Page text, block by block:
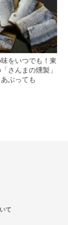
をいつでも！東
さんまの燻製」
ぶっても
て